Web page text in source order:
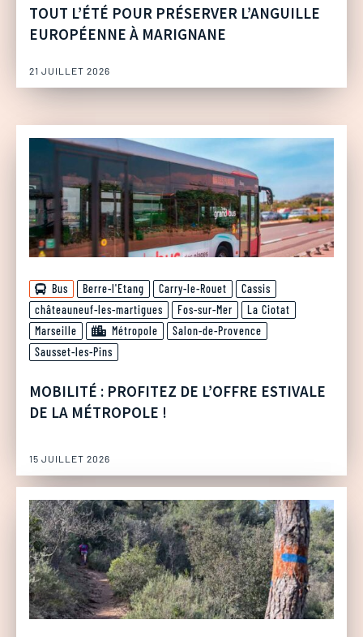
TOUT L’ÉTÉ POUR PRÉSERVER L’ANGUILLE
EUROPÉENNE À MARIGNANE
21 JUILLET 2026
Bus Berre-l'Etang Carry-le-Rouet
Cassis
châteauneuf-les-martigues
Fos-sur-Mer
La Ciotat
Marseille
Métropole
Salon-de-Provence
Sausset-les-Pins
MOBILITÉ : PROFITEZ DE L’OFFRE ESTIVALE
DE LA MÉTROPOLE !
15 JUILLET 2026